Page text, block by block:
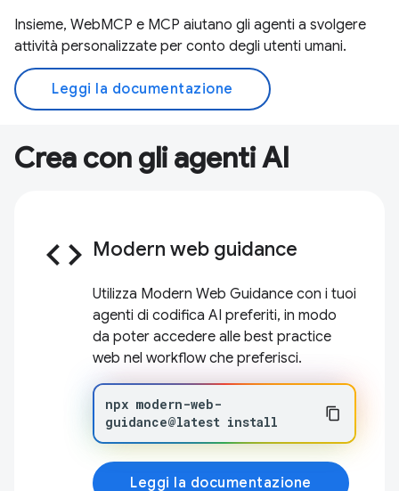
Insieme, WebMCP e MCP aiutano gli agenti a svolgere
attività personalizzate per conto degli utenti umani.
Leggi la documentazione
Crea con gli agenti AI
code Modern web guidance
Utilizza Modern Web Guidance con i tuoi
agenti di codifica AI preferiti, in modo
da poter accedere alle best practice
web nel workflow che preferisci.
npx modern-web-
guidance@latest install
Leggi la documentazione